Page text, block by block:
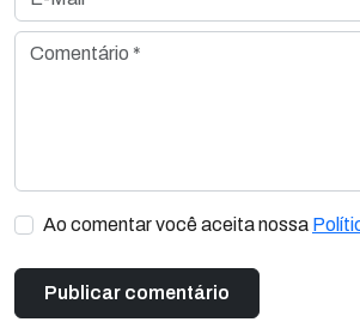
Comentário *
Ao comentar você aceita nossa